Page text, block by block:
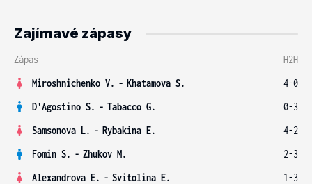
Zajímavé zápasy
Zápas
H2H
Miroshnichenko V. - Khatamova S.
4-0
D'Agostino S. - Tabacco G.
0-3
Samsonova L. - Rybakina E.
4-2
Fomin S. - Zhukov M.
2-3
Alexandrova E. - Svitolina E.
1-3